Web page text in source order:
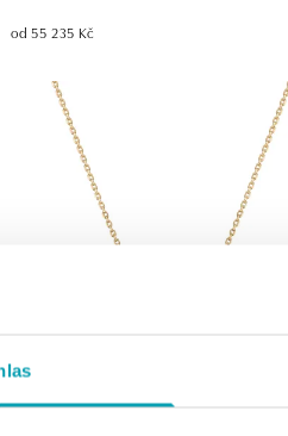
od 55 235 Kč